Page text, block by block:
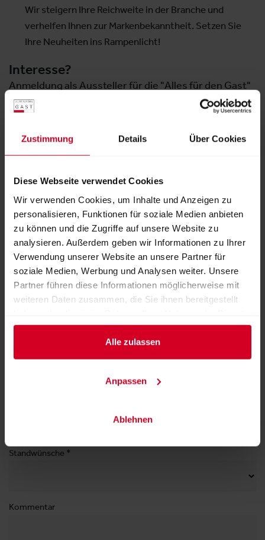
Zustimmung Details Über Cookies
Diese Webseite verwendet Cookies
Wir verwenden Cookies, um Inhalte und Anzeigen zu
personalisieren, Funktionen für soziale Medien anbieten
zu können und die Zugriffe auf unsere Website zu
analysieren. Außerdem geben wir Informationen zu Ihrer
Verwendung unserer Website an unsere Partner für
soziale Medien, Werbung und Analysen weiter. Unsere
Partner führen diese Informationen möglicherweise mit
weiteren Daten zusammen, die Sie ihnen bereitgestellt
gesammelt haben.
Alle zulassen
Anpassen
Ablehnen
Wir steigern Ihre Reichweite in der Branche und
verhelfen Ihnen zur Markenbekanntheit. Setzen Sie
Ihre Neuheiten ins Rampenlicht!
Interesse?
Anmeldung als Aussteller für die "Alles für den Gast"
2026
Nachname
Land
Standwünsche
Kommentar